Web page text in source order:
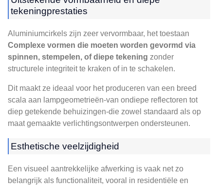
tekeningprestaties
Aluminiumcirkels zijn zeer vervormbaar, het toestaan
Complexe vormen die moeten worden gevormd via
spinnen, stempelen, of diepe tekening zonder
structurele integriteit te kraken of in te schakelen.
Dit maakt ze ideaal voor het produceren van een breed
scala aan lampgeometrieën-van ondiepe reflectoren tot
diep getekende behuizingen-die zowel standaard als op
maat gemaakte verlichtingsontwerpen ondersteunen.
Esthetische veelzijdigheid
Een visueel aantrekkelijke afwerking is vaak net zo
belangrijk als functionaliteit, vooral in residentiële en